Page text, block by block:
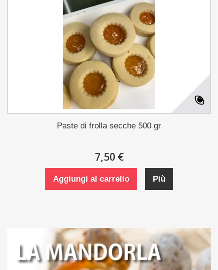
Paste di frolla secche 500 gr
7,50 €
Aggiungi al carrello Più